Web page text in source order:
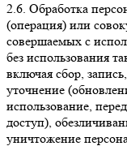
2.6. Обработка
(операция) или
совершаемых с
без использования
включая сбор,
уточнение
использование,
доступ),
уничтожение